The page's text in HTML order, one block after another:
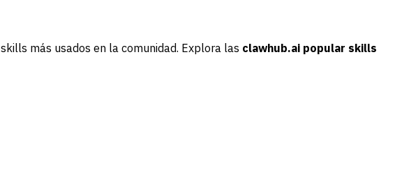
skills más usados en la comunidad. Explora las clawhub.ai popular skills